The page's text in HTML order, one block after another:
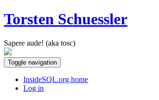
Torsten Schuessler
Sapere aude! (aka tosc)
Toggle navigation
InsideSQL.org home
Log in